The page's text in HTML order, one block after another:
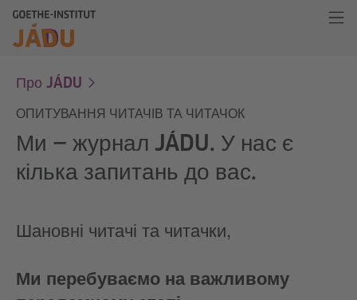
Про JÁDU
ОПИТУВАННЯ ЧИТАЧІВ ТА ЧИТАЧОК
Ми — журнал JÁDU. У нас є
кілька запитань до вас.
Шановні читачі та читачки,
Ми перебуваємо на важливому